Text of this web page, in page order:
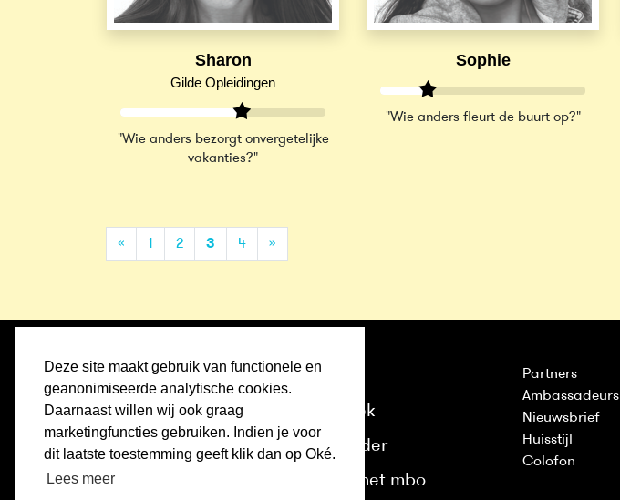
Deze site maakt gebruik van functionele en
geanonimiseerde analytische cookies.
Daarnaast willen wij ook graag
marketingfuncties gebruiken. Indien je voor
dit laatste toestemming geeft klik dan op Oké.
Lees meer
Sharon
Gilde Opleidingen
"Wie anders bezorgt onvergetelijke
vakanties?"
Sophie
"Wie anders fleurt de buurt op?"
« 1 2 3 (current)
4 »
Home
Ontdek
Kalender
Over het mbo
Partners
Ambassadeurs
Nieuwsbrief
Huisstijl
Colofon